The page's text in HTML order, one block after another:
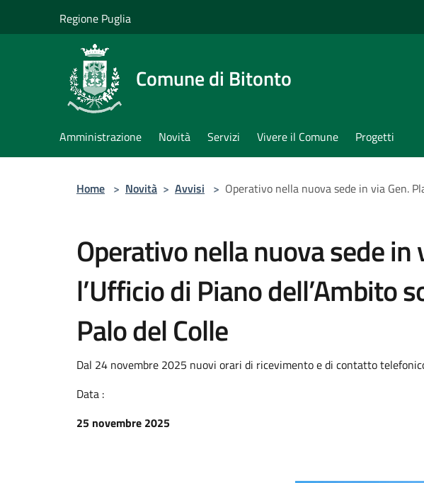
Regione Puglia
Comune di Bitonto
Amministrazione Novità Servizi Vivere il Comune Progetti
Home > Novità > Avvisi > Operativo nella nuova sede in via Gen.
Operativo nella nuova sede in
l’Ufficio di Piano dell’Ambito
Palo del Colle
Dal 24 novembre 2025 nuovi orari di ricevimento e di contatto
Data :
25 novembre 2025